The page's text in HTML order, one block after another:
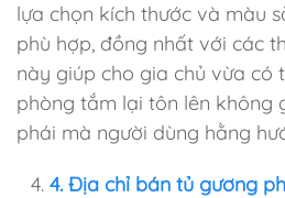
lựa chọn kích thước và màu
phù hợp, đồng nhất với các
này giúp cho gia chủ vừa có
phòng tắm lại tôn lên không
phái mà người dùng hằng
4. Địa chỉ bán tủ gương